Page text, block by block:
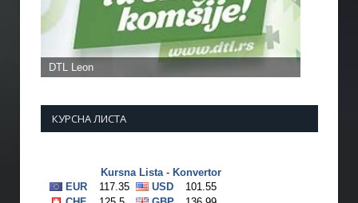
КУРСНА ЛИСТА